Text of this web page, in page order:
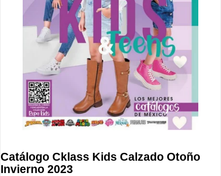
Catálogo Cklass Kids Calzado Otoño
Invierno 2023